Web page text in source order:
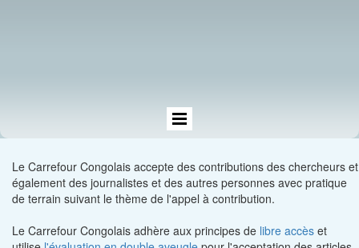
Le Carrefour Congolais accepte des contributions des chercheurs et
également des journalistes et des autres personnes avec pratique
de terrain suivant le thème de l'appel à contribution.
Le Carrefour Congolais adhère aux principes de libre accès et